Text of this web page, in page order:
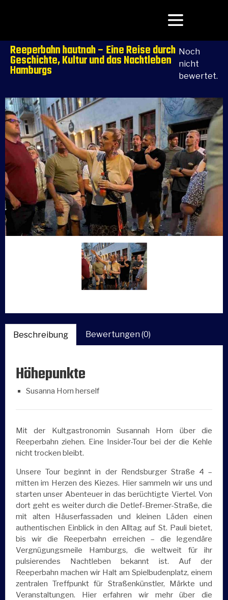
Reeperbahn hautnah – Eine Reise durch
Geschichte, Kultur und das Nachtleben
Hamburgs
Noch
nicht
bewertet.
Beschreibung Bewertungen (0)
Höhepunkte
Susanna Horn herself
Mit der Kultgastronomin Susannah Horn über die
Reeperbahn ziehen. Eine Insider-Tour bei der die Kehle
nicht trocken bleibt.
Unsere Tour beginnt in der Rendsburger Straße 4 –
mitten im Herzen des Kiezes. Hier sammeln wir uns und
starten unser Abenteuer in das berüchtigte Viertel. Von
dort geht es weiter durch die Detlef-Bremer-Straße, die
mit alten Häuserfassaden und kleinen Läden einen
authentischen Einblick in den Alltag auf St. Pauli bietet,
bis wir die Reeperbahn erreichen – die legendäre
Vergnügungsmeile Hamburgs, die weltweit für ihr
pulsierendes Nachtleben bekannt ist. Auf der
Reeperbahn machen wir Halt am Spielbudenplatz, einem
zentralen Treffpunkt für Straßenkünstler, Märkte und
Veranstaltungen. Hier erfahren wir mehr über die